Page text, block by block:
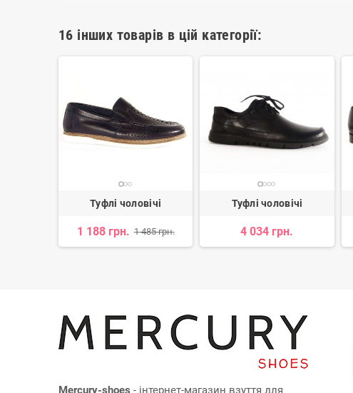
16 інших товарів в цій категорії:
Туфлі чоловічі
1 188 грн. 1 485 грн.
Туфлі чоловічі
4 034 грн.